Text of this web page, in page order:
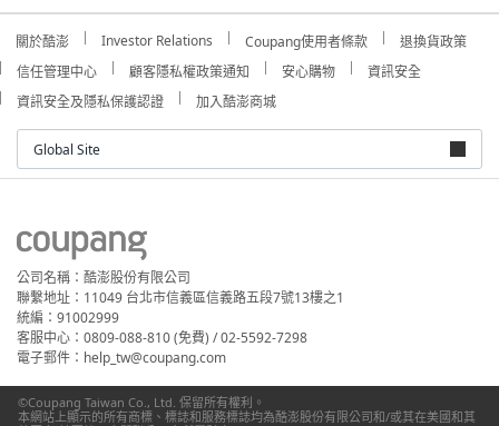
關於酷澎 Investor Relations Coupang使用者條款
退換貨政策
信任管理中心
顧客隱私權政策通知 安心購物
資訊安全
資訊安全及隱私保護認證
加入酷澎商城
Global Site
公司名稱：酷澎股份有限公司
聯繫地址：11049 台北市信義區信義路五段7號13樓之1
統編：91002999
客服中心：0809-088-810 (免費) / 02-5592-7298
電子郵件：help_tw@coupang.com
©Coupang Taiwan Co., Ltd. 保留所有權利。
本網站上顯示的所有商標、標誌和服務標誌均為酷澎股份有限公司和/或其在美國和其